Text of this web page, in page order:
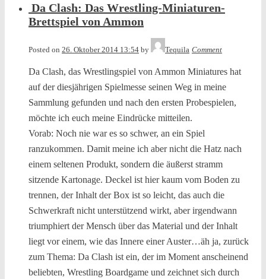
Da Clash: Das Wrestling-Miniaturen-
Brettspiel von Ammon
Posted on 26. Oktober 2014 13:54 by Tequila Comment
Da Clash, das Wrestlingspiel von Ammon Miniatures hat
auf der diesjährigen Spielmesse seinen Weg in meine
Sammlung gefunden und nach den ersten Probespielen,
möchte ich euch meine Eindrücke mitteilen.
Vorab: Noch nie war es so schwer, an ein Spiel
ranzukommen. Damit meine ich aber nicht die Hatz nach
einem seltenen Produkt, sondern die äußerst stramm
sitzende Kartonage. Deckel ist hier kaum vom Boden zu
trennen, der Inhalt der Box ist so leicht, das auch die
Schwerkraft nicht unterstützend wirkt, aber irgendwann
triumphiert der Mensch über das Material und der Inhalt
liegt vor einem, wie das Innere einer Auster…äh ja, zurück
zum Thema: Da Clash ist ein, der im Moment anscheinend
beliebten, Wrestling Boardgame und zeichnet sich durch